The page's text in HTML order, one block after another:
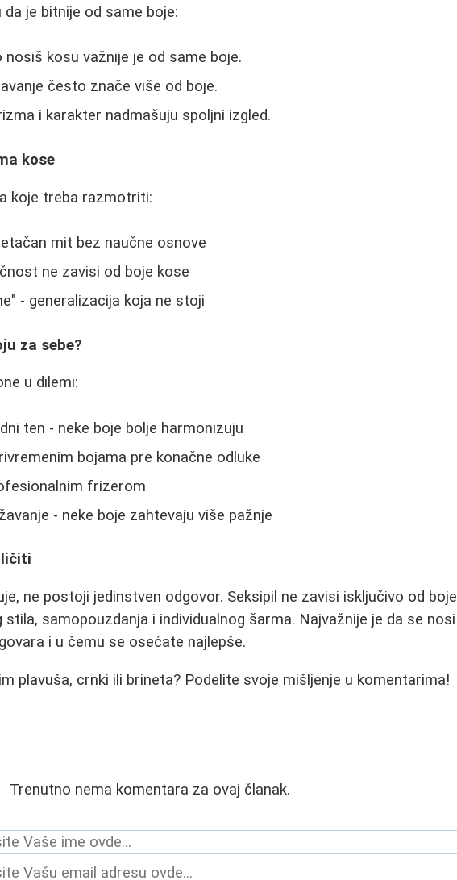
je bitnije od same boje:
nosiš kosu važnije je od same boje.
često znače više od boje.
i karakter nadmašuju spoljni izgled.
kose
koje treba razmotriti:
mit bez naučne osnove
ne zavisi od boje kose
- generalizacija koja ne stoji
za sebe?
u dilemi:
ten - neke boje bolje harmonizuju
bojama pre konačne odluke
frizerom
- neke boje zahtevaju više pažnje
ne postoji jedinstven odgovor. Seksipil ne zavisi isključivo od boje
stila, samopouzdanja i individualnog šarma. Najvažnije je da se nosi
i u čemu se osećate najlepše.
plavuša, crnki ili brineta? Podelite svoje mišljenje u komentarima!
Trenutno nema komentara za ovaj članak.